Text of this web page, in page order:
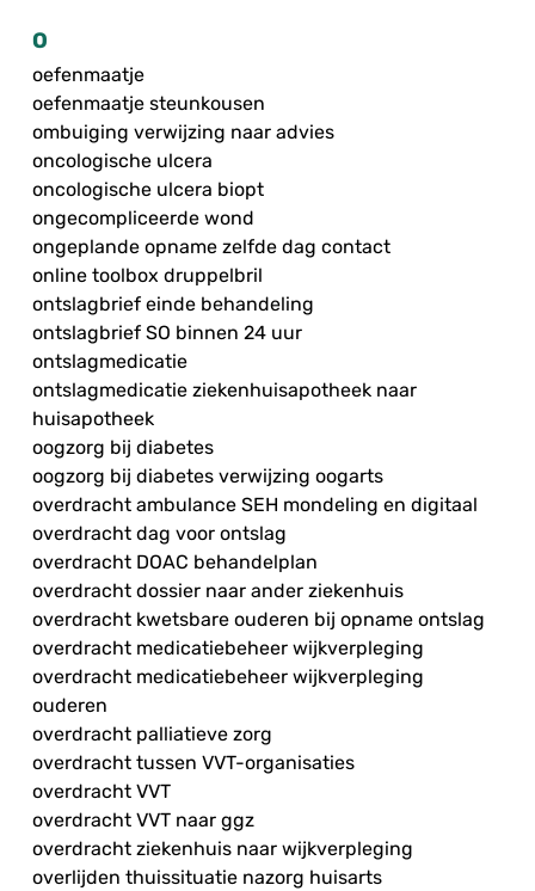
O
oefenmaatje
oefenmaatje steunkousen
ombuiging verwijzing naar advies
oncologische ulcera
oncologische ulcera biopt
ongecompliceerde wond
ongeplande opname zelfde dag contact
online toolbox druppelbril
ontslagbrief einde behandeling
ontslagbrief SO binnen 24 uur
ontslagmedicatie
ontslagmedicatie ziekenhuisapotheek naar
huisapotheek
oogzorg bij diabetes
oogzorg bij diabetes verwijzing oogarts
overdracht ambulance SEH mondeling en digitaal
overdracht dag voor ontslag
overdracht DOAC behandelplan
overdracht dossier naar ander ziekenhuis
overdracht kwetsbare ouderen bij opname ontslag
overdracht medicatiebeheer wijkverpleging
overdracht medicatiebeheer wijkverpleging
ouderen
overdracht palliatieve zorg
overdracht tussen VVT-organisaties
overdracht VVT
overdracht VVT naar ggz
overdracht ziekenhuis naar wijkverpleging
overlijden thuissituatie nazorg huisarts